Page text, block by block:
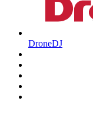
DroneDJ